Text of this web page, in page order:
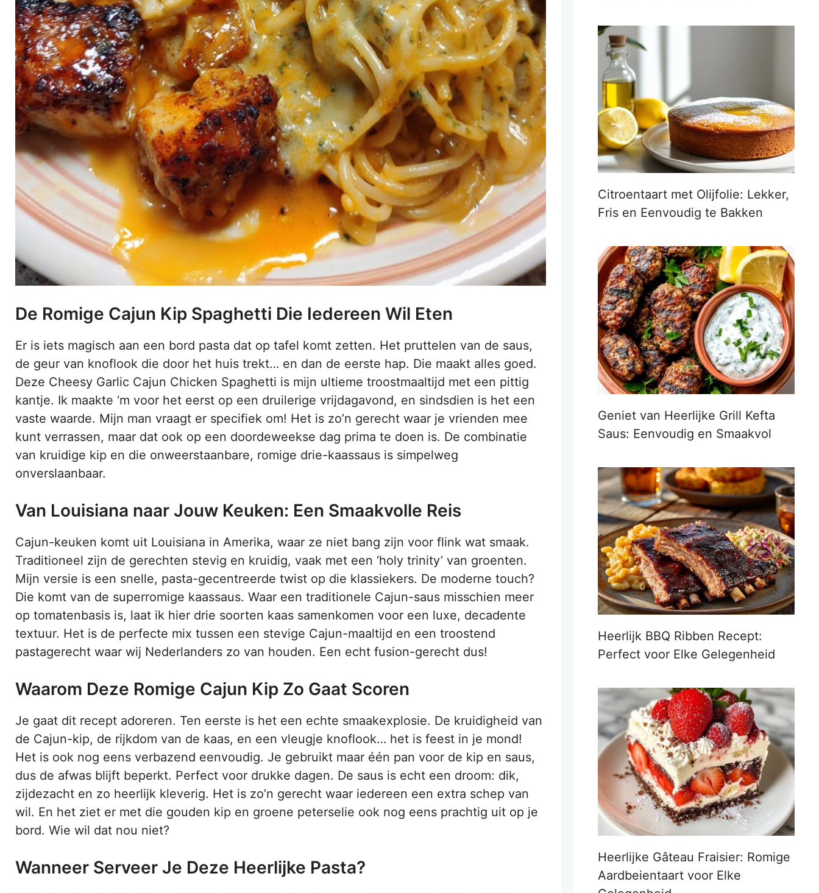
De Romige Cajun Kip Spaghetti Die Iedereen Wil Eten
Er is iets magisch aan een bord pasta dat op tafel komt zetten. Het pruttelen van de saus,
de geur van knoflook die door het huis trekt… en dan de eerste hap. Die maakt alles goed.
Deze Cheesy Garlic Cajun Chicken Spaghetti is mijn ultieme troostmaaltijd met een pittig
kantje. Ik maakte ‘m voor het eerst op een druilerige vrijdagavond, en sindsdien is het een
vaste waarde. Mijn man vraagt er specifiek om! Het is zo’n gerecht waar je vrienden mee
kunt verrassen, maar dat ook op een doordeweekse dag prima te doen is. De combinatie
van kruidige kip en die onweerstaanbare, romige drie-kaassaus is simpelweg
onverslaanbaar.
Van Louisiana naar Jouw Keuken: Een Smaakvolle Reis
Cajun-keuken komt uit Louisiana in Amerika, waar ze niet bang zijn voor flink wat smaak.
Traditioneel zijn de gerechten stevig en kruidig, vaak met een ‘holy trinity’ van groenten.
Mijn versie is een snelle, pasta-gecentreerde twist op die klassiekers. De moderne touch?
Die komt van de superromige kaassaus. Waar een traditionele Cajun-saus misschien meer
op tomatenbasis is, laat ik hier drie soorten kaas samenkomen voor een luxe, decadente
textuur. Het is de perfecte mix tussen een stevige Cajun-maaltijd en een troostend
pastagerecht waar wij Nederlanders zo van houden. Een echt fusion-gerecht dus!
Waarom Deze Romige Cajun Kip Zo Gaat Scoren
Je gaat dit recept adoreren. Ten eerste is het een echte smaakexplosie. De kruidigheid van
de Cajun-kip, de rijkdom van de kaas, en een vleugje knoflook… het is feest in je mond!
Het is ook nog eens verbazend eenvoudig. Je gebruikt maar één pan voor de kip en saus,
dus de afwas blijft beperkt. Perfect voor drukke dagen. De saus is echt een droom: dik,
zijdezacht en zo heerlijk kleverig. Het is zo’n gerecht waar iedereen een extra schep van
wil. En het ziet er met die gouden kip en groene peterselie ook nog eens prachtig uit op je
bord. Wie wil dat nou niet?
Wanneer Serveer Je Deze Heerlijke Pasta?
Citroentaart met Olijfolie: Lekker,
Fris en Eenvoudig te Bakken
Geniet van Heerlijke Grill Kefta
Saus: Eenvoudig en Smaakvol
Heerlijk BBQ Ribben Recept:
Perfect voor Elke Gelegenheid
Heerlijke Gâteau Fraisier: Romige
Aardbeientaart voor Elke